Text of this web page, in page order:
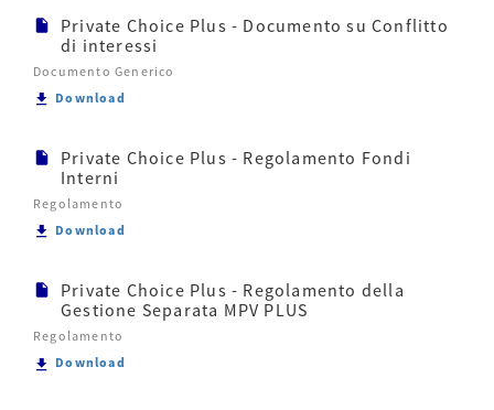
Private Choice Plus - Documento su Conflitto
di interessi
Documento Generico
Download
Private Choice Plus - Regolamento Fondi
Interni
Regolamento
Download
Private Choice Plus - Regolamento della
Gestione Separata MPV PLUS
Regolamento
Download